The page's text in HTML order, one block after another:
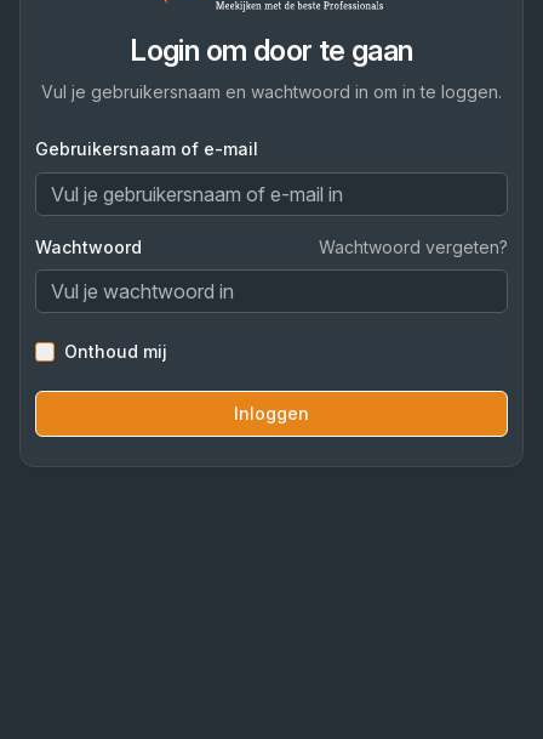
Login om door te gaan
Vul je gebruikersnaam en wachtwoord in om in te loggen.
Gebruikersnaam of e-mail
Wachtwoord Wachtwoord vergeten?
Onthoud mij
Inloggen